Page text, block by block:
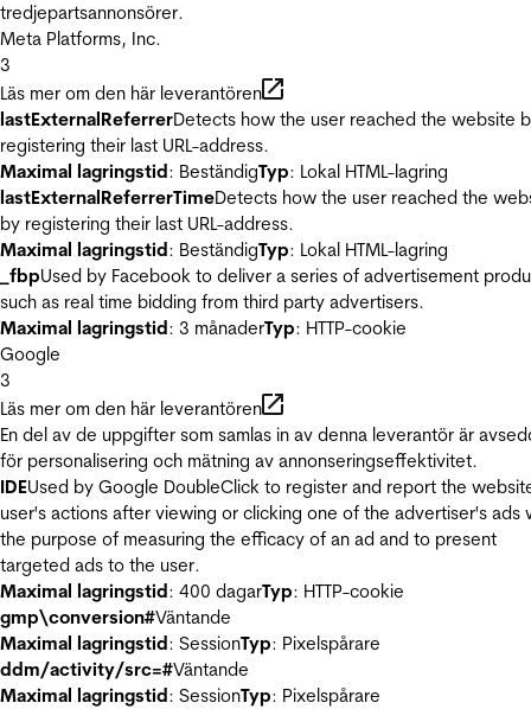
tredjepartsannonsörer.
Meta Platforms, Inc.
3
Läs mer om den här leverantören
lastExternalReferrerDetects how the user reached the website
registering their last URL-address.
Maximal lagringstid: BeständigTyp: Lokal HTML-lagring
lastExternalReferrerTimeDetects how the user reached the
by registering their last URL-address.
Maximal lagringstid: BeständigTyp: Lokal HTML-lagring
_fbpUsed by Facebook to deliver a series of advertisement
such as real time bidding from third party advertisers.
Maximal lagringstid: 3 månaderTyp: HTTP-cookie
Google
3
Läs mer om den här leverantören
En del av de uppgifter som samlas in av denna leverantör är
för personalisering och mätning av annonseringseffektivitet.
IDEUsed by Google DoubleClick to register and report the
user's actions after viewing or clicking one of the advertiser's ads
the purpose of measuring the efficacy of an ad and to present
targeted ads to the user.
Maximal lagringstid: 400 dagarTyp: HTTP-cookie
gmp\conversion#Väntande
Maximal lagringstid: SessionTyp: Pixelspårare
ddm/activity/src=#Väntande
Maximal lagringstid: SessionTyp: Pixelspårare